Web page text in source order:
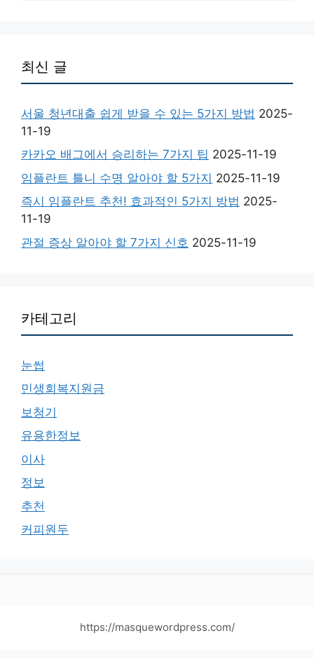
최신 글
서울 청년대출 쉽게 받을 수 있는 5가지 방법 2025-
11-19
카카오 배그에서 승리하는 7가지 팁 2025-11-19
임플란트 틀니 수명 알아야 할 5가지 2025-11-19
즉시 임플란트 추천! 효과적인 5가지 방법 2025-
11-19
관절 증상 알아야 할 7가지 신호 2025-11-19
카테고리
눈썹
민생회복지원금
보청기
유용한정보
이사
정보
추천
커피원두
https://masquewordpress.com/